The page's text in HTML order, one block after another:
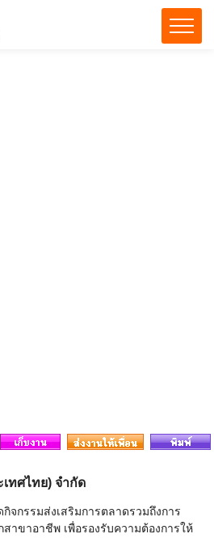
ทศไทย) จำกัด
จกรรมส่งเสริมการตลาดรวมถึงการ
าขาอาชีพ เพื่อรองรับความต้องการให้